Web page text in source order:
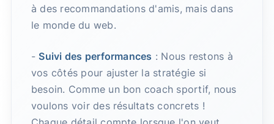
à des recommandations d'amis, mais dans
le monde du web.
- Suivi des performances : Nous restons à
vos côtés pour ajuster la stratégie si
besoin. Comme un bon coach sportif, nous
voulons voir des résultats concrets !